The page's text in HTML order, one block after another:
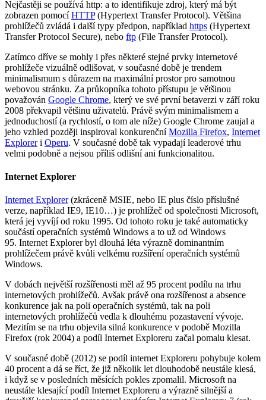
Nejčastěji se používá http: a to identifikuje zdroj, který má být
zobrazen pomocíHTTP(Hypertext Transfer Protocol). Většina
prohlížečů zvládá i další typy předpon, například https (Hypertext
Transfer Protocol Secure), nebo ftp (File Transfer Protocol).
Zatímco dříve se mohly i přes některé stejné prvky internetové
prohlížeče vizuálně odlišovat, v současné době je trendem
minimalismum s důrazem na maximální prostor pro samotnou
webovou stránku. Za průkopníka tohoto přístupu je většinou
považován Google Chrome, který ve své první betaverzi v září roku
2008 překvapil většinu uživatelů. Právě svým minimalismem a
jednoduchostí (a rychlostí, o tom ale níže) Google Chrome zaujal a
jeho vzhled později inspiroval konkurenčníMozilla Firefox, Internet
Exploreri Operu. V současné době tak vypadají leaderové trhu
velmi podobně a nejsou příliš odlišní ani funkcionalitou.
Internet Explorer
Internet Explorer(zkráceně MSIE, nebo IE plus číslo příslušné
verze, například IE9, IE10…) je prohlížeč od společnosti Microsoft,
která jej vyvíjí od roku 1995. Od tohoto roku je také automaticky
součástí operačních systémů Windows a to už od Windows
95. Internet Explorer byl dlouhá léta výrazně dominantním
prohlížečem právě kvůli velkému rozšíření operačních systémů
Windows.
V dobách největší rozšířenosti měl až 95 procent podílu na trhu
internetových prohlížečů. Avšak právě ona rozšířenost a absence
konkurence jak na poli operačních systémů, tak na poli
internetových prohlížečů vedla k dlouhému pozastavení vývoje.
Mezitím se na trhu objevila silná konkurence v podobě Mozilla
Firefox (rok 2004) a podíl Internet Exploreru začal pomalu klesat.
V současné době (2012) se podíl internet Exploreru pohybuje kolem
40 procent a dá se říct, že již několik let dlouhodobě neustále klesá,
i když se v posledních měsících pokles zpomalil. Microsoft na
neustále klesající podíl Internet Exploreru a výrazně silnější a